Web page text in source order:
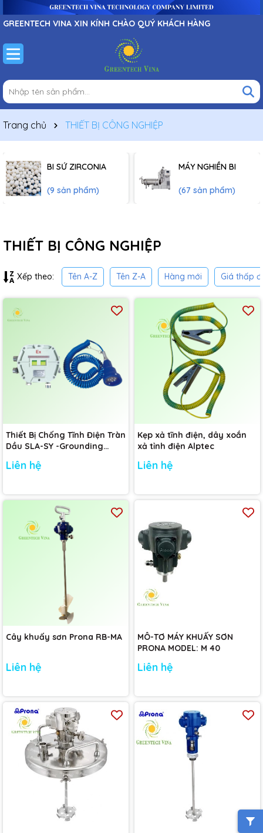
GREENTECH VINA XIN KÍNH CHÀO QUÝ KHÁCH HÀNG
Trang chủ THIẾT BỊ CÔNG NGHIỆP
BI SỨ ZIRCONIA
(9 sản phẩm)
MÁY NGHIỀN BI
(67 sản phẩm)
THIẾT BỊ CÔNG NGHIỆP
Xếp theo: Tên A-Z Tên Z-A Hàng mới Giá thấp
Thiết Bị Chống Tĩnh Điện Tràn
Dầu SLA-SY -Grounding
Liên hệ
Kẹp xả tĩnh điện, dây xoắn
xả tỉnh điện Alptec
Liên hệ
Cây khuấy sơn Prona RB-MA
Liên hệ
MÔ-TƠ MÁY KHUẤY SƠN
PRONA MODEL: M 40
Liên hệ